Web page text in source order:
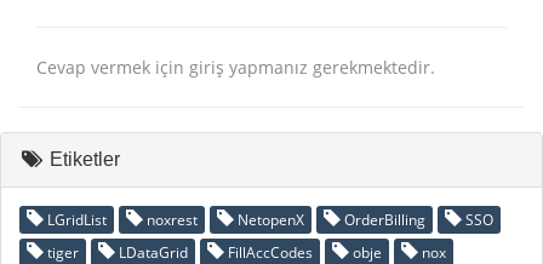
Cevap vermek için giriş yapmanız gerekmektedir.
Etiketler
LGridList noxrest NetopenX OrderBilling
SSO
tiger
LDataGrid FillAccCodes obje
nox